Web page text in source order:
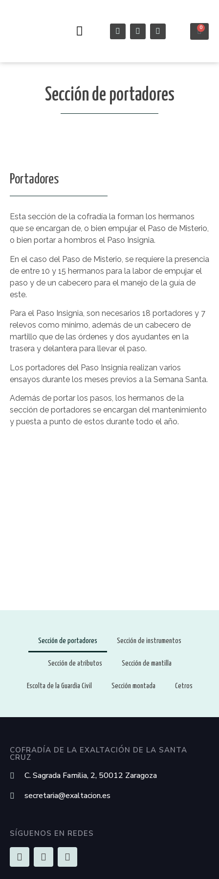
0
Sección de portadores
Portadores
Esta sección de la cofradía la forman los hermanos
que se encargan de, o bien empujar el Paso de Misterio,
o bien portar a hombros el Paso Insignia.
En el caso del Paso de Misterio, se requiere la presencia
de entre 10 y 15 hermanos para la labor de empujar el
paso y de un cabecero para el manejo de la guía de
este.
Para el Paso Insignia, son necesarios 18 portadores y 7
relevos como mínimo, además de un cabecero de
martillo que de las órdenes y dos ayudantes en la
trasera y delantera para llevar el paso.
Los portadores del Paso Insignia realizan varios
ensayos durante los meses previos a la Semana Santa.
Además de portar los pasos, los hermanos de la
sección de portadores se encargan del mantenimiento
y puesta a punto de estos durante todo el año.
Sección de portadores Sección de instrumentos
Sección de atributos Sección de mantilla
Escolta de la Guardia Civil Sección montada Cetros
COFRADÍA DE LA EXALTACIÓN DE LA SANTA
CRUZ
C. Sagrada Familia, 2, 50012 Zaragoza
secretaria@exaltacion.es
SÍGUENOS EN REDES